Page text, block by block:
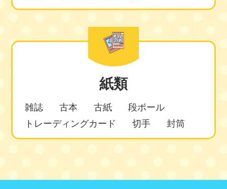
紙類
雑誌 古本 古紙
段ボール
トレーディングカード
切手 封筒